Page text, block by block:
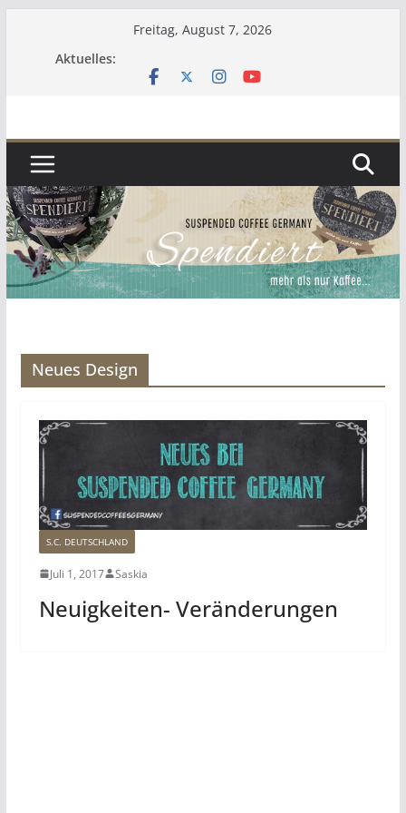
Freitag, August 7, 2026
Aktuelles:
Neues Design
S.C. DEUTSCHLAND
Juli 1, 2017 Saskia
Neuigkeiten- Veränderungen